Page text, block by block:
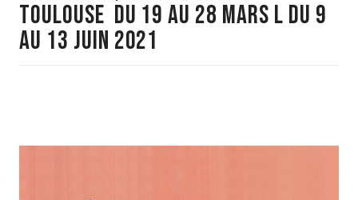
Toulouse du 19 au 28 mars l du 9
au 13 juin 2021